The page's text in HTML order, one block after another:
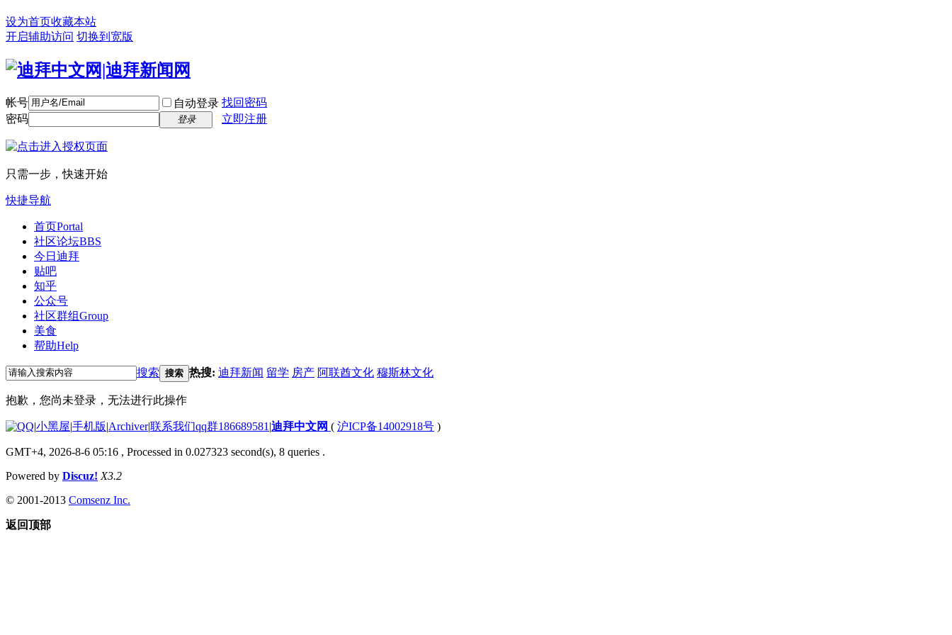
设为首页收藏本站
开启辅助访问 切换到宽版
帐号 自动登录 找回密码
密码
登录 立即注册
只需一步，快速开始
快捷导航
首页Portal
社区论坛BBS
今日迪拜
贴吧
知乎
公众号
社区群组Group
美食
帮助Help
搜索 搜索 热搜: 迪拜新闻 留学 房产 阿联酋文化 穆斯林文化
抱歉，您尚未登录，无法进行此操作
|小黑屋|手机版|Archiver|联系我们qq群186689581 |迪拜中文网 ( 沪ICP备14002918号 )
GMT+4, 2026-8-6 05:16 , Processed in 0.027323 second(s), 8 queries .
Powered by Discuz! X3.2
© 2001-2013 Comsenz Inc.
返回顶部